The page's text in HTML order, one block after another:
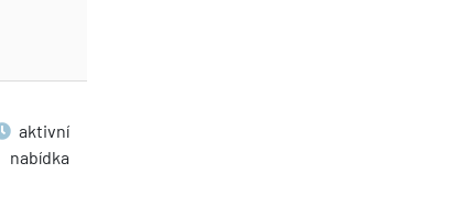
aktivní
nabídka